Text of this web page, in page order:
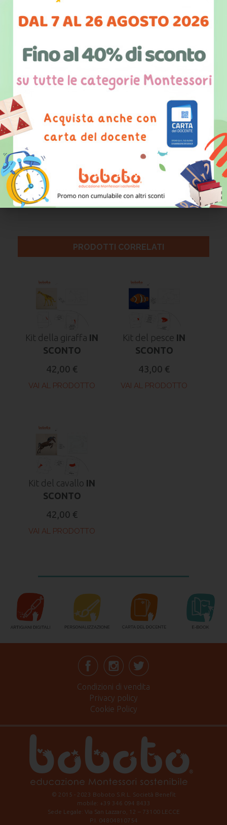
poter agevolare la motricità fine della mano. L'attività
manuale favorisce la memoria sensoriale, concede di
ad attività reali o stimolano l'esplorazione dell'ambiente.
L'incastro consente di fornire conoscenze scientifiche,
sviluppo del linguaggio e facilita il riconoscimento di
tutte le parti dell'animale.
E' composto da:
- puzzle dell'elefante
- e-book di presentazione
- cartina di controllo muta
- cartellini delle parti del corpo dell'elefante
- nomenclature classificate (muta e parlata - 9 x 11,3 cm)
Prodotto artigianale realizzato in Italia con materie
prime certificate.
PRODOTTI CORRELATI
Kit della giraffa IN
SCONTO
42,00 €
VAI AL PRODOTTO
Kit del pesce IN
SCONTO
43,00 €
VAI AL PRODOTTO
Kit del cavallo IN
SCONTO
42,00 €
VAI AL PRODOTTO
Condizioni di vendita
Privacy policy
Cookie Policy
© 2015 - 2023 Boboto S.R.L. Società Benefit
mobile: +39 346 094 8433
Sede Legale: Via San Lazzaro, 12 – 73100 LECCE
P.I. 04804810754